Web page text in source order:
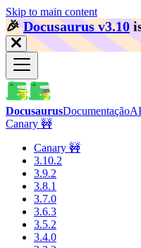
Skip to main content
🎉️Docusaurus v3.10
DocusaurusDocumentação
Canary 🚧
Canary 🚧
3.10.2
3.9.2
3.8.1
3.7.0
3.6.3
3.5.2
3.4.0